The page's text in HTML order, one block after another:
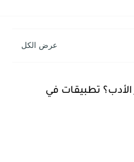
الأدب؟ تطبيقات في